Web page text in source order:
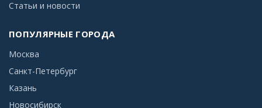
Статьи и новости
ПОПУЛЯРНЫЕ ГОРОДА
Москва
Санкт-Петербург
Казань
Новосибирск